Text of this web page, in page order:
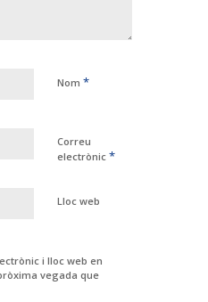
Nom *
Correu
electrònic *
Lloc web
i lloc web en
vegada que